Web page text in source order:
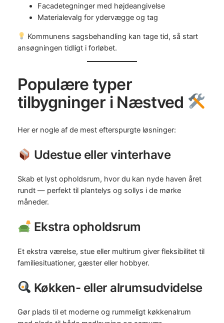
Facadetegninger med højdeangivelse
Materialevalg for ydervægge og tag
Kommunens sagsbehandling kan tage tid, så start
ansøgningen tidligt i forløbet.
Populære typer
tilbygninger i Næstved
Her er nogle af de mest efterspurgte løsninger:
Udestue eller vinterhave
Skab et lyst opholdsrum, hvor du kan nyde haven året
rundt — perfekt til plantelys og sollys i de mørke
måneder.
Ekstra opholdsrum
Et ekstra værelse, stue eller multirum giver fleksibilitet til
familiesituationer, gæster eller hobbyer.
Køkken- eller alrumsudvidelse
Gør plads til et moderne og rummeligt køkkenalrum